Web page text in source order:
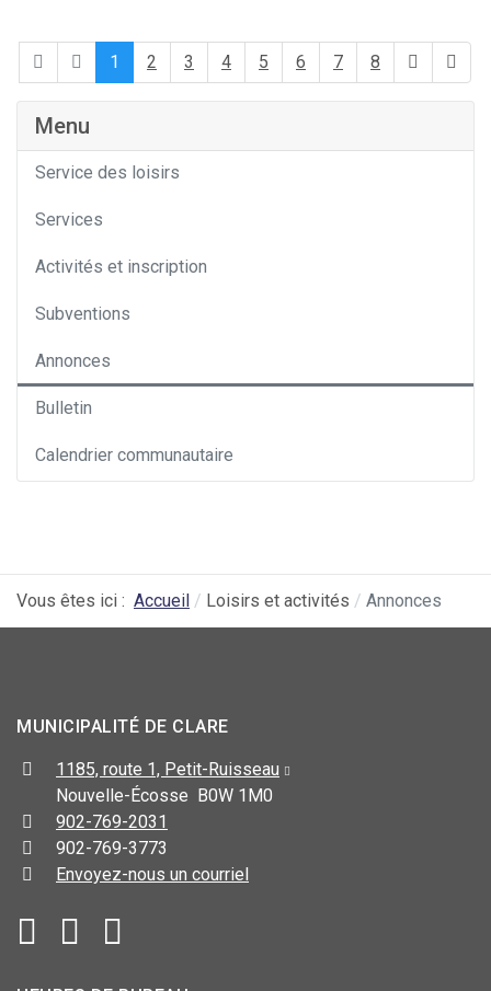
1 2 3 4 5 6 7 8
Menu
Service des loisirs
Services
Activités et inscription
Subventions
Annonces
Bulletin
Calendrier communautaire
Vous êtes ici : Accueil Loisirs et activités Annonces
MUNICIPALITÉ DE CLARE
1185, route 1, Petit-Ruisseau
Nouvelle-Écosse B0W 1M0
902-769-2031
902-769-3773
Envoyez-nous un courriel